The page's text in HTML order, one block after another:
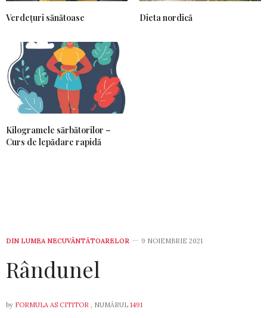
Verdețuri sănătoase Dieta nordică
Kilogramele sărbătorilor –
Curs de lepădare rapidă
DIN LUMEA NECUVÂNTĂTOARELOR 9 NOIEMBRIE 2021
Rândunel
by FORMULA AS CITITOR , NUMĂRUL 1491